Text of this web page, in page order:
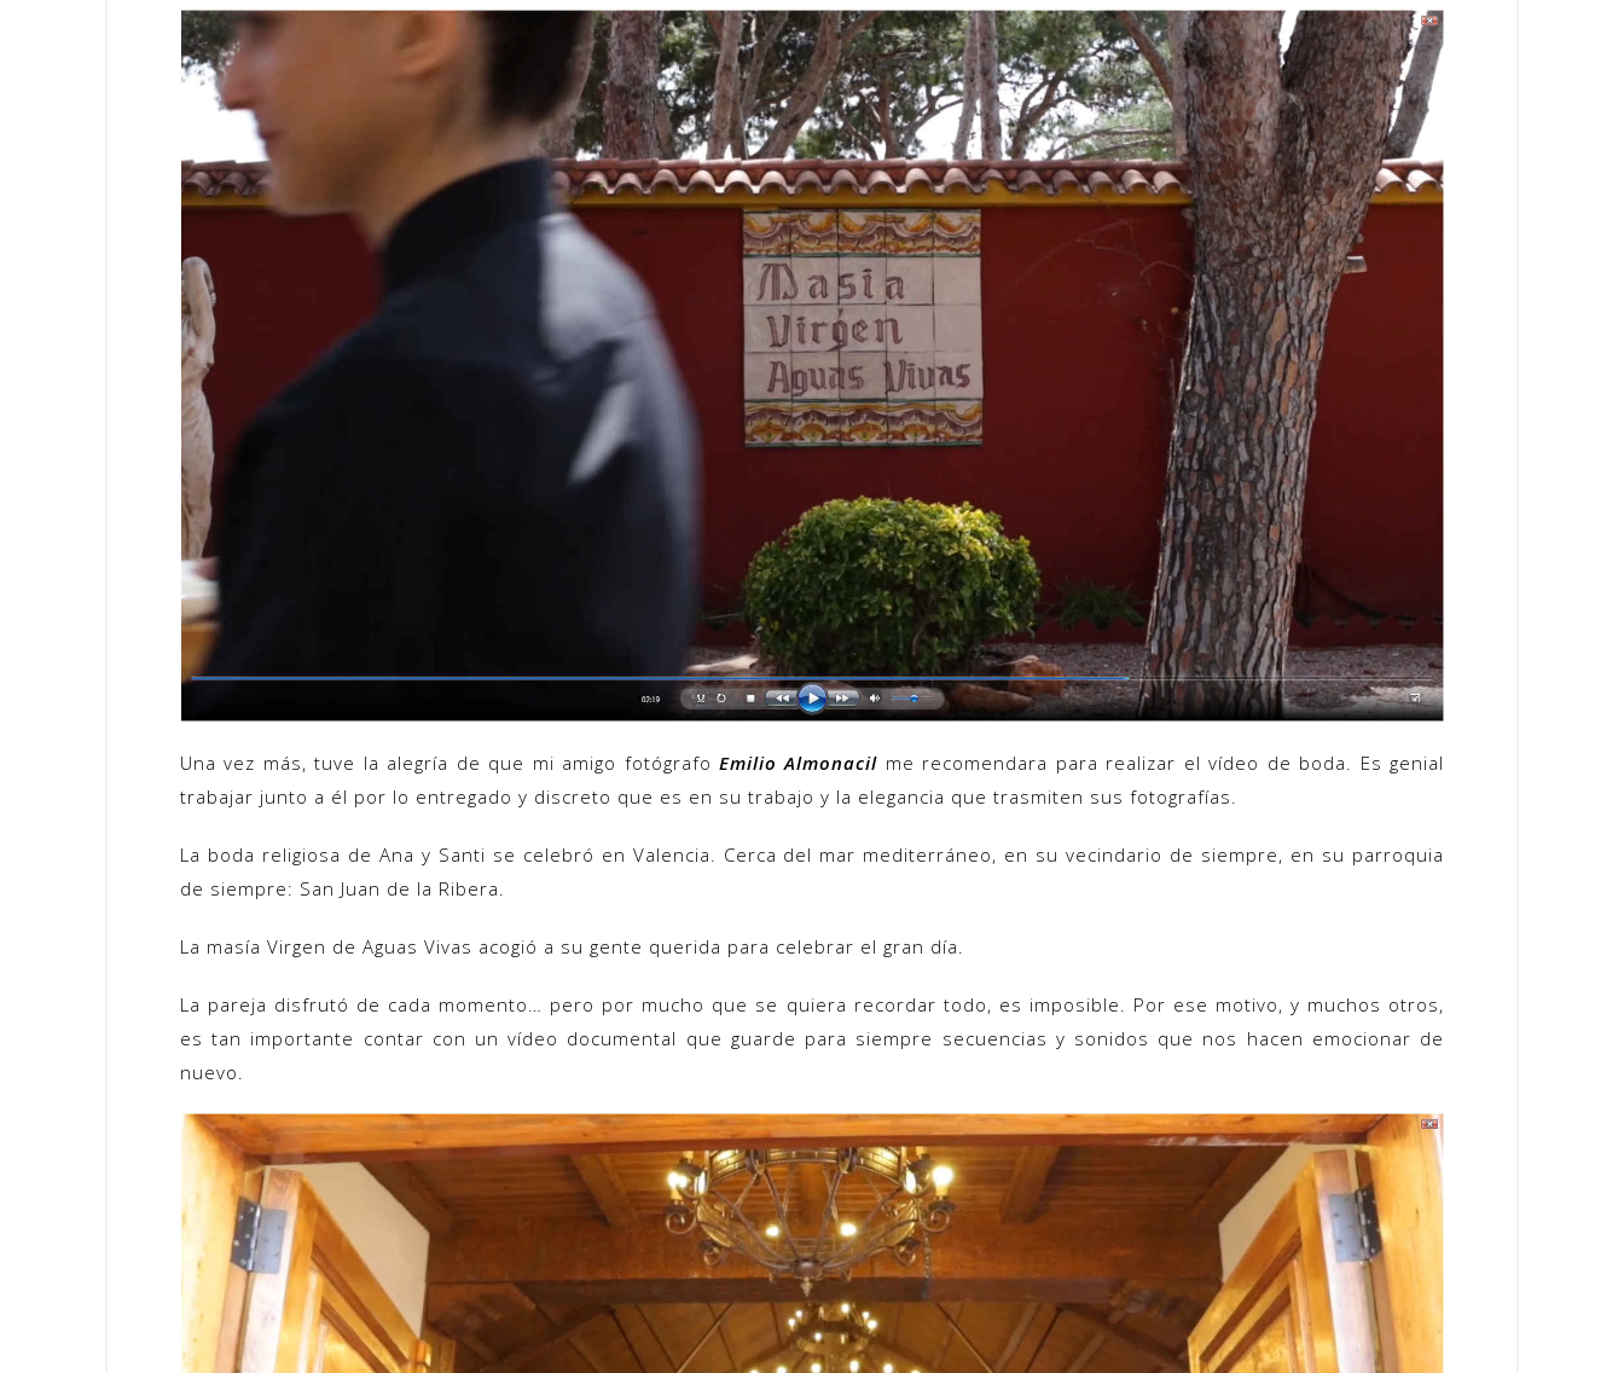
Una vez más, tuve la alegría de que mi amigo fotógrafo Emilio Almonacil me recomendara para realizar el vídeo de boda. Es genial
trabajar junto a él por lo entregado y discreto que es en su trabajo y la elegancia que trasmiten sus fotografías.
La boda religiosa de Ana y Santi se celebró en Valencia. Cerca del mar mediterráneo, en su vecindario de siempre, en su parroquia
de siempre: San Juan de la Ribera.
La masía Virgen de Aguas Vivas acogió a su gente querida para celebrar el gran día.
La pareja disfrutó de cada momento… pero por mucho que se quiera recordar todo, es imposible. Por ese motivo, y muchos otros,
es tan importante contar con un vídeo documental que guarde para siempre secuencias y sonidos que nos hacen emocionar de
nuevo.